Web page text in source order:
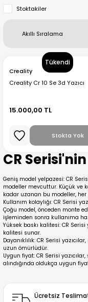
Stoktakiler
Tükendi
Creality
Creality Cr 10 Se 3d Yazıcı
15.000,00 TL
Stokta Yok
CR
Geniş model yelpazesi: CR
modeller mevcuttur. Küçük ve
kadar uzanan bu modeller,
Kullanım kolaylığı: CR Serisi
Çoğu model, önceden monte
işleminden sonra kullanıma
Yüksek baskı kalitesi: CR
kalitesi sunar.
Dayanıklılık: CR Serisi
uzun ömürlüdür.
Uygun fiyat: CR Serisi
alındığında oldukça uygun
Ücretsiz